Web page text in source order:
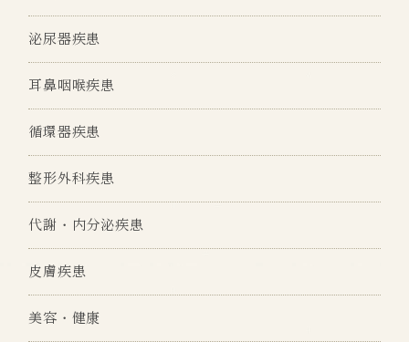
泌尿器疾患
耳鼻咽喉疾患
循環器疾患
整形外科疾患
代謝・内分泌疾患
皮膚疾患
美容・健康